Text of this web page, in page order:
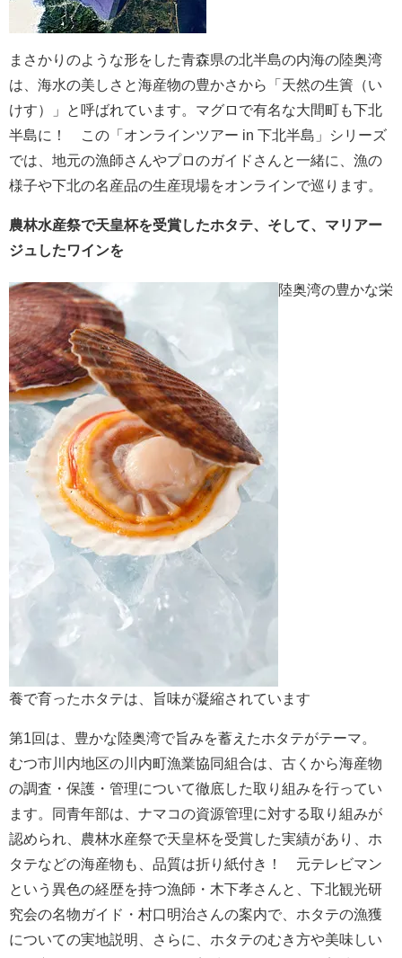
まさかりのような形をした青森県の北半島の内海の陸奥湾
は、海水の美しさと海産物の豊かさから「天然の生簀（い
けす）」と呼ばれています。マグロで有名な大間町も下北
半島に！ この「オンラインツアー in 下北半島」シリーズ
では、地元の漁師さんやプロのガイドさんと一緒に、漁の
様子や下北の名産品の生産現場をオンラインで巡ります。
農林水産祭で天皇杯を受賞したホタテ、そして、マリアー
ジュしたワインを
陸奥湾の豊かな栄
養で育ったホタテは、旨味が凝縮されています
第1回は、豊かな陸奥湾で旨みを蓄えたホタテがテーマ。
むつ市川内地区の川内町漁業協同組合は、古くから海産物
の調査・保護・管理について徹底した取り組みを行ってい
ます。同青年部は、ナマコの資源管理に対する取り組みが
認められ、農林水産祭で天皇杯を受賞した実績があり、ホ
タテなどの海産物も、品質は折り紙付き！ 元テレビマン
という異色の経歴を持つ漁師・木下孝さんと、下北観光研
究会の名物ガイド・村口明治さんの案内で、ホタテの漁獲
についての実地説明、さらに、ホタテのむき方や美味しい